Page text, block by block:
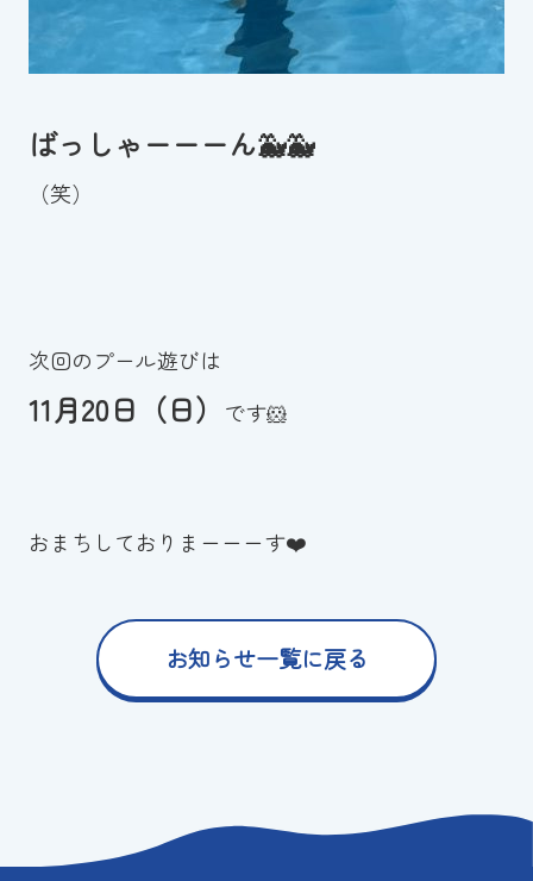
ばっしゃーーーん🐳🐳
（笑）
次回のプール遊びは
11月20日（日） です🐹
おまちしておりまーーーす❤️
お知らせ一覧に戻る